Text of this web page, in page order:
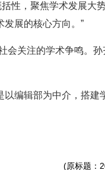
性，聚焦学术发展大
展的核心方向。”
会关注的学术争鸣。
编辑部为中介，搭建
(原标题：